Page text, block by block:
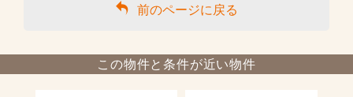
前のページに戻る
この物件と条件が近い物件